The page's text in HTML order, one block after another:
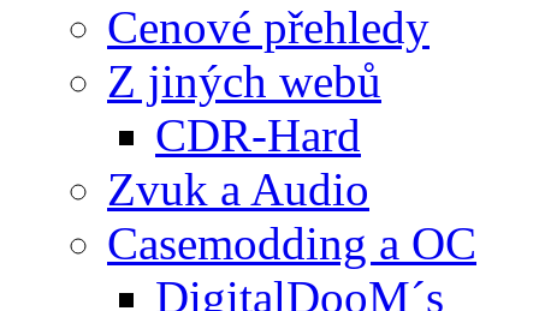
Cenové přehledy
Z jiných webů
CDR-Hard
Zvuk a Audio
Casemodding a OC
DigitalDooM´s